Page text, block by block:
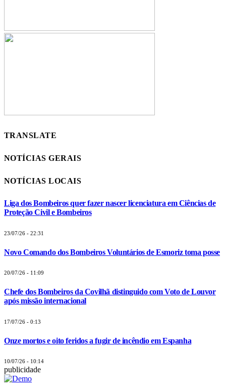
TRANSLATE
NOTÍCIAS GERAIS
NOTÍCIAS LOCAIS
Liga dos Bombeiros quer fazer nascer licenciatura em Ciências de
Proteção Civil e Bombeiros
23/07/26 - 22:31
Novo Comando dos Bombeiros Voluntários de Esmoriz toma posse
20/07/26 - 11:09
Chefe dos Bombeiros da Covilhã distinguido com Voto de Louvor
após missão internacional
17/07/26 - 0:13
Onze mortos e oito feridos a fugir de incêndio em Espanha
10/07/26 - 10:14
publicidade